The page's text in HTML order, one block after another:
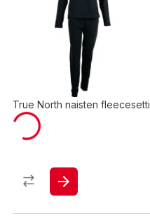
True North naisten fleecesetti